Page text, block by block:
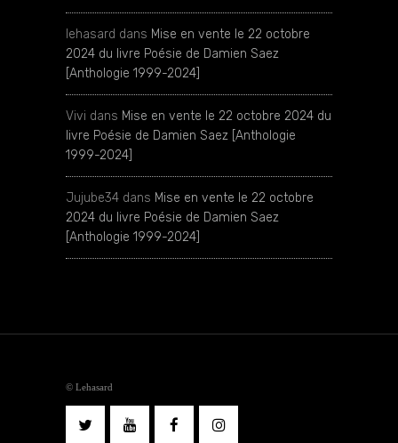
lehasard dans Mise en vente le 22 octobre
2024 du livre Poésie de Damien Saez
[Anthologie 1999-2024]
Vivi dans Mise en vente le 22 octobre 2024 du
livre Poésie de Damien Saez [Anthologie
1999-2024]
Jujube34 dans Mise en vente le 22 octobre
2024 du livre Poésie de Damien Saez
[Anthologie 1999-2024]
© Lehasard